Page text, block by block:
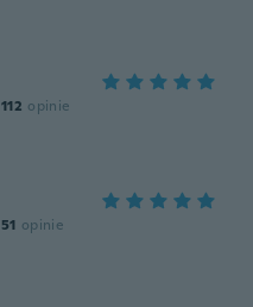
112 opinie
51 opinie